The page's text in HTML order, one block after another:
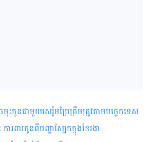
មុះកូនជាមួយសេរ៉ូមប្រៃត្រឹមត្រូវតាមបចេ្ចកទេស
ារពារកូនពីបញ្ហាស្បែកក្នុងខែរងា